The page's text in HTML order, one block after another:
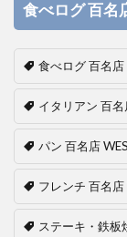
食べログ 百名
食べログ 百名店
イタリアン 百名
パン 百名店
フレンチ 百名店
ステーキ・鉄板